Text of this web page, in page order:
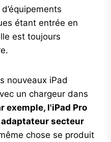
étant entrée en
est toujours
nouveaux iPad
un chargeur dans
exemple, l'iPad Pro
secteur
chose se produit